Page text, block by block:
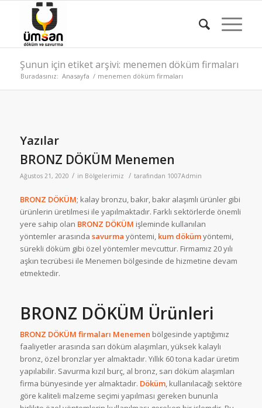
Şunun için etiket arşivi: menemen döküm firmaları
Buradasınız: Anasayfa / menemen döküm firmaları
Yazılar
BRONZ DÖKÜM Menemen
Ağustos 21, 2020 / in Bölgelerimiz / tarafından 1007Admin
BRONZ DÖKÜM; kalay bronzu, bakır, bakır alaşımlı ürünler gibi
ürünlerin üretilmesi ile yapılmaktadır. Farklı sektörlerde önemli
yere sahip olan BRONZ DÖKÜM işleminde kullanılan
yöntemler arasında savurma yöntemi, kum dökümyöntemi,
sürekli döküm gibi özel yöntemler mevcuttur. Firmamız 20 yılı
aşkın tecrübesi ile Menemen bölgesinde de hizmetine devam
etmektedir.
BRONZ DÖKÜM Ürünleri
BRONZ DÖKÜM firmaları Menemen bölgesinde yaptığımız
faaliyetler arasında sarı döküm alaşımları, yüksek kalaylı
bronz, özel bronzlar yer almaktadır. Yıllık 60 tona kadar üretim
yapılabilir. Savurma kızıl burç, al bronz, sarı döküm alaşımları
firma bünyesinde yer almaktadır. Döküm, kullanılacağı sektöre
göre kaliteli malzeme seçimi yapılması gereken bununla